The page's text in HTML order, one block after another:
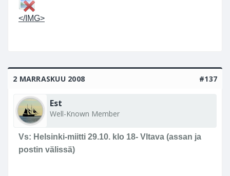
Oikein mukavaa illanjatkoa sinne jonnekin.
</IMG>
2 MARRASKUU 2008 #137
Est
Well-Known Member
Vs: Helsinki-miitti 29.10. klo 18- Vltava (assan ja
postin välissä)